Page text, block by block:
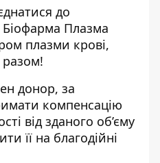
до
Біофарма Плазма
плазми крові,
донор, за
компенсацію
від зданого об’єму
її на благодійні